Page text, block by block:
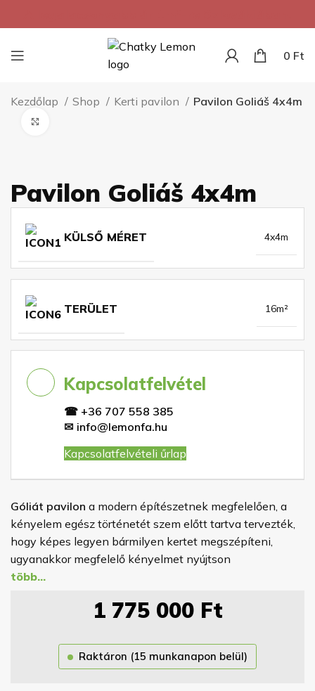
0 Ft
Kezdőlap Shop Kerti pavilon Pavilon Goliáš 4x4m
Pavilon Goliáš 4x4m
KÜLSŐ MÉRET 4x4m
TERÜLET 16m²
Kapcsolatfelvétel
☎ +36 707 558 385
✉ info@lemonfa.hu
Kapcsolatfelvételi űrlap
Góliát pavilon a modern építészetnek megfelelően, a
kényelem egész történetét szem előtt tartva tervezték,
hogy képes legyen bármilyen kertet megszépíteni,
ugyanakkor megfelelő kényelmet nyújtson
tulajdonosainak. Igényeitől függően három praktikus
megbízható védelme érdekében a pavilon festékkel van
mintakönyvünkből, valamint a tetőfedő anyag
árnyalatát. A tető egy masszív, 13x13 cm-es prizmákból
1 775 000 Ft
Raktáron (15 munkanapon belül)